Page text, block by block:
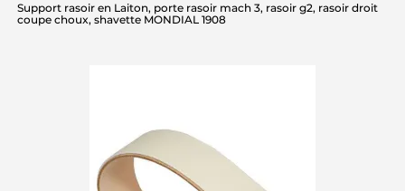
Support rasoir en Laiton, porte rasoir mach 3, rasoir g2, rasoir droit
coupe choux, shavette MONDIAL 1908